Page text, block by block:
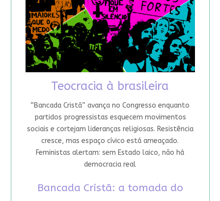
Teocracia à brasileira
“Bancada Cristã” avança no Congresso enquanto
partidos progressistas esquecem movimentos
sociais e cortejam lideranças religiosas. Resistência
cresce, mas espaço cívico está ameaçado.
Feministas alertam: sem Estado laico, não há
democracia real
Bancada Cristã: a tomada do